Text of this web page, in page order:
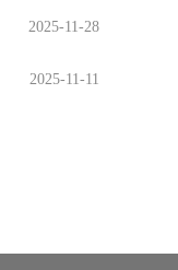
2025-11-28
2025-11-11